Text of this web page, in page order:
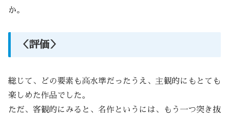
か。
＜評価＞
総じて、どの要素も高水準だったうえ、主観的にもとても
楽しめた作品でした。
ただ、客観的にみると、名作というには、もう一つ突き抜